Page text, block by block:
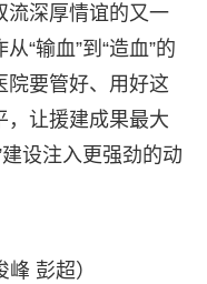
流深厚情谊的又一
“输血”到“造血”的
院要管好、用好这
，让援建成果最大
设注入更强劲的动
彭超）